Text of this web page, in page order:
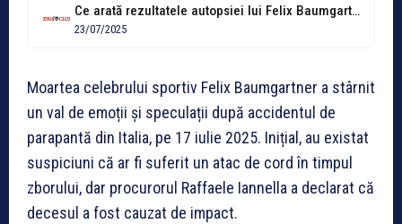
Ce arată rezultatele autopsiei lui Felix Baumgartner. Mihaela Rădulescu: „Eram sigură!”
23/07/2025
Moartea celebrului sportiv Felix Baumgartner a stârnit
un val de emoții și speculații după accidentul de
parapantă din Italia, pe 17 iulie 2025. Inițial, au existat
suspiciuni că ar fi suferit un atac de cord în timpul
zborului, dar procurorul Raffaele Iannella a declarat că
decesul a fost cauzat de impact.